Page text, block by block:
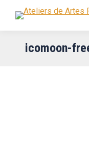
icomoon-